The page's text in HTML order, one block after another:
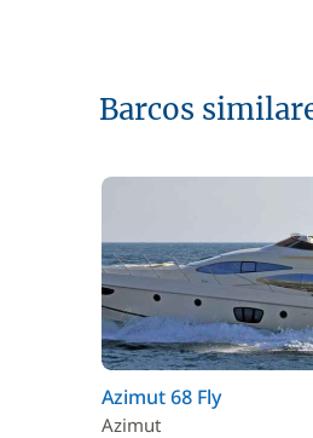
Barcos
Azimut 68 Fly
Azimut